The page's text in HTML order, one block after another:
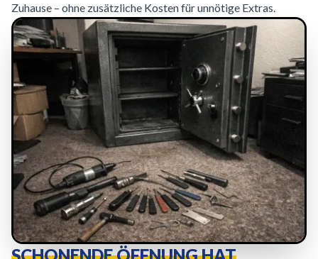
Zuhause – ohne zusätzliche Kosten für unnötige Extras.